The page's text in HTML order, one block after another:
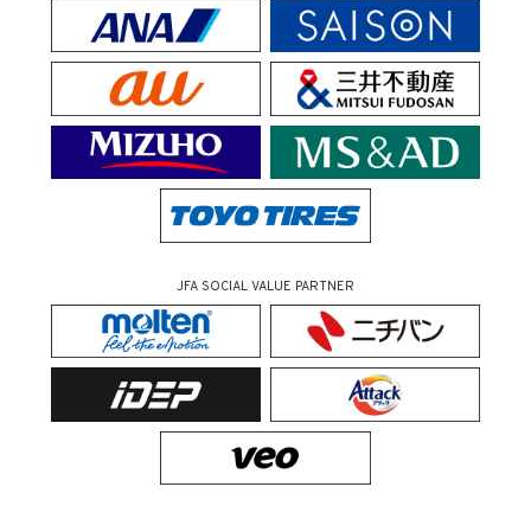
JFA SOCIAL VALUE PARTNER